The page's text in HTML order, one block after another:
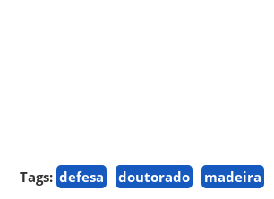
Tags: defesa doutorado madeira